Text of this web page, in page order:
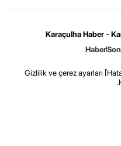
Karaçulha Haber -
Haber
Gizlilik ve çerez ayarları